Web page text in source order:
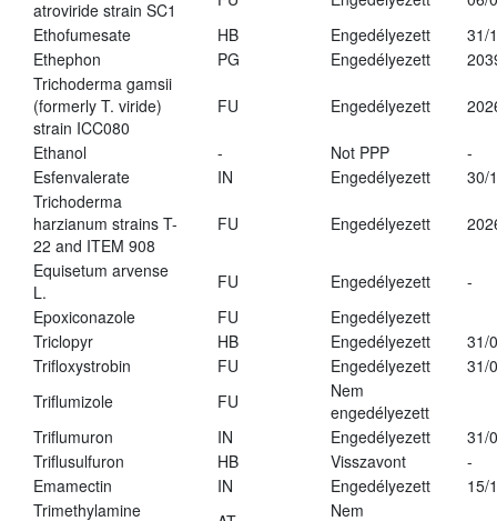
atroviride strain SC1
Ethofumesate
HB Engedélyezett
31/
Ethephon
PG Engedélyezett
Trichoderma gamsii
(formerly T. viride)
strain ICC080
FU Engedélyezett
Ethanol - Not PPP
-
Esfenvalerate
IN Engedélyezett
30/
Trichoderma
harzianum strains T-
22 and ITEM 908
FU Engedélyezett
Equisetum arvense
L.
FU Engedélyezett
-
Epoxiconazole
FU
Engedélyezett
Triclopyr
HB Engedélyezett
31/
Trifloxystrobin
FU Engedélyezett
31/
Triflumizole
FU
Nem
engedélyezett
Triflumuron
IN Engedélyezett
31/
Triflusulfuron
HB Visszavont
-
Emamectin
IN Engedélyezett
15/
Trimethylamine
Nem